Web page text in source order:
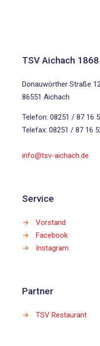
TSV Aichach 1868
Donauwörther Straße
86551 Aichach
Telefon: 08251 / 87 16
Telefax: 08251 / 87 16
info@tsv-aichach.de
Service
→
Vorstand
→
Facebook
→
Instagram
Partner
→ TSV Restaurant